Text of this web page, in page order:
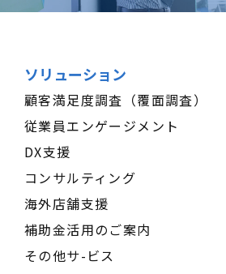
ソリューション
顧客満足度調査（覆面調査）
従業員エンゲージメント
DX支援
コンサルティング
海外店舗支援
補助金活用のご案内
その他サ-ビス